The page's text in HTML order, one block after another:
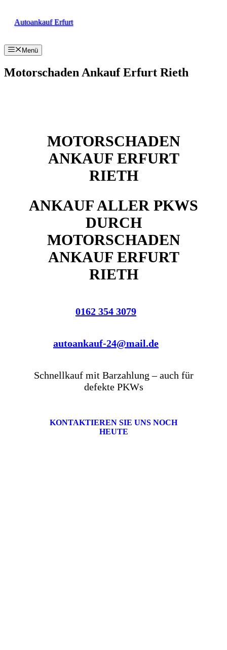
InhaltAutoankauf Erfurt
Menü
Motorschaden Ankauf Erfurt Rieth
MOTORSCHADEN
ANKAUF ERFURT
RIETH
ANKAUF ALLER PKWS
DURCH
MOTORSCHADEN
ANKAUF ERFURT
RIETH
0162 354 3079
autoankauf-24@mail.de
Schnellkauf mit Barzahlung – auch für
defekte PKWs
KONTAKTIEREN SIE UNS NOCH
HEUTE